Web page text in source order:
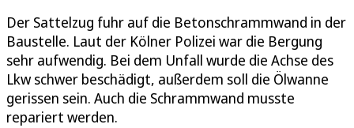
Der Sattelzug fuhr auf die Betonschrammwand in der
Baustelle. Laut der Kölner Polizei war die Bergung
sehr aufwendig. Bei dem Unfall wurde die Achse des
Lkw schwer beschädigt, außerdem soll die Ölwanne
gerissen sein. Auch die Schrammwand musste
repariert werden.